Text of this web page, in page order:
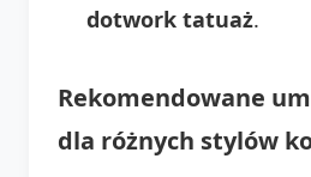
dotwork tatuaż.
Rekomendowane
dla różnych stylów